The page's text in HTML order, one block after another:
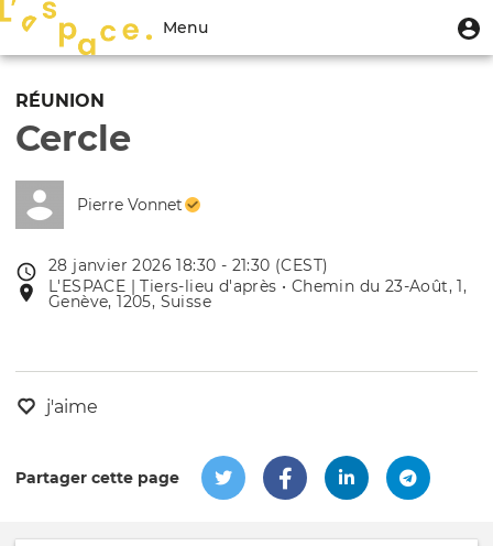
contenu
Menu
du
compte
de
l'utilisateur
Menu
Toggle
RÉUNION
Cercle
Pierre Vonnet
Date
de
l'évênement
28 janvier 2026 18:30 - 21:30 (CEST)
Lieu
de
L'ESPACE | Tiers-lieu d'après • Chemin du 23-Août, 1,
Genève, 1205, Suisse
j'aime
Partager cette page